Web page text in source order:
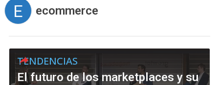
E ecommerce
TENDENCIAS
El futuro de los marketplaces y su